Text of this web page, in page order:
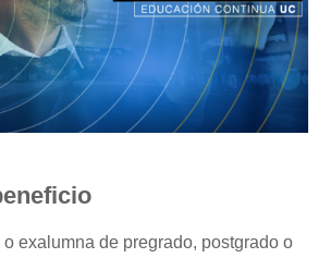
exalumna de pregrado, postgrado o